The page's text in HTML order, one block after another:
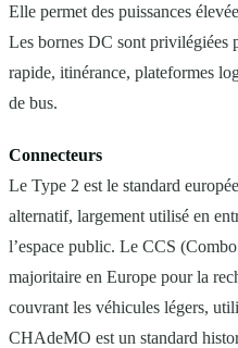
Elle permet des puissances
Les bornes DC sont privilégiées
rapide, itinérance, plateformes
de bus.
Connecteurs
Le Type 2 est le standard
alternatif, largement utilisé en
l’espace public. Le CCS
majoritaire en Europe pour la
couvrant les véhicules légers,
CHAdeMO est un standard